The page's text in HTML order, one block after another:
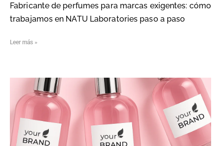
Fabricante de perfumes para marcas exigentes: cómo
trabajamos en NATU Laboratories paso a paso
Leer más »